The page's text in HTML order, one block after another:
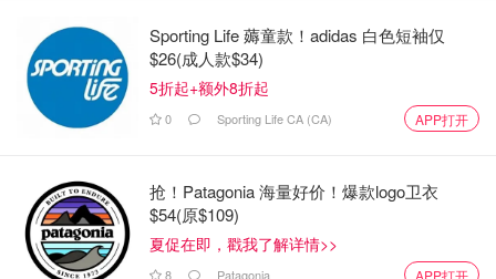
Sporting Life 薅童款！adidas 白色短袖仅
$26(成人款$34)
5折起+额外8折起
0 Sporting Life CA (CA) APP打开
抢！Patagonia 海量好价！爆款logo卫衣
$54(原$109)
夏促在即，戳我了解详情>>
8 Patagonia APP打开